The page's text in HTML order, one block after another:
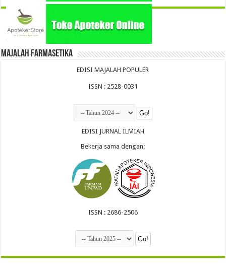
Majalah Farmasetika
EDISI MAJALAH POPULER
ISSN : 2528-0031
EDISI JURNAL ILMIAH
Bekerja sama dengan:
ISSN : 2686-2506